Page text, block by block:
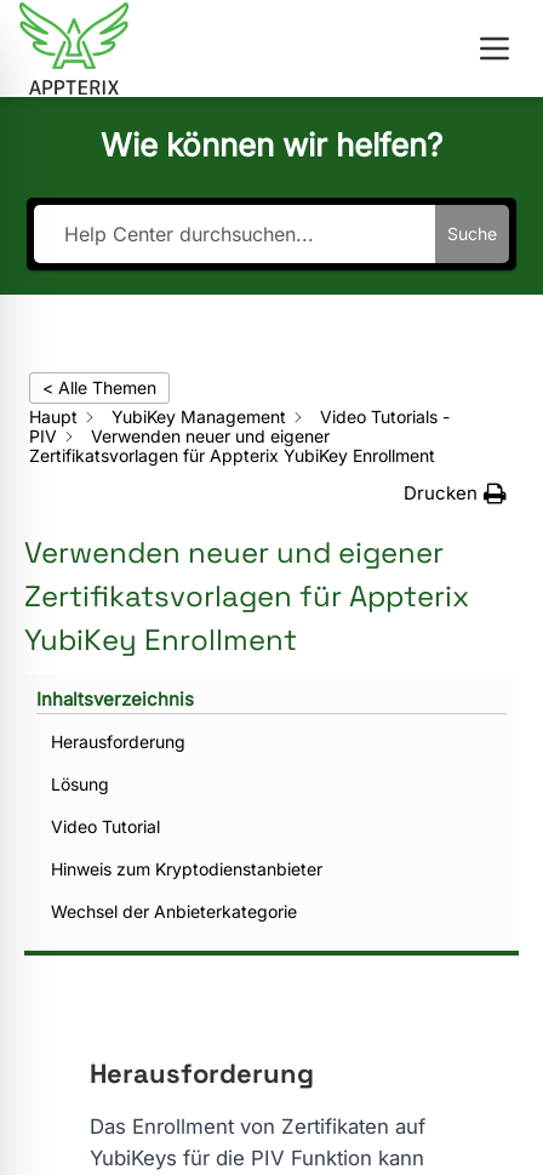
Wie können wir helfen?
Suche
< Alle Themen
Haupt
YubiKey Management
Video Tutorials -
PIV
Verwenden neuer und eigener
Zertifikatsvorlagen für Appterix YubiKey Enrollment
Drucken
Verwenden neuer und eigener
Zertifikatsvorlagen für Appterix
YubiKey Enrollment
Inhaltsverzeichnis
Herausforderung
Lösung
Video Tutorial
Hinweis zum Kryptodienstanbieter
Wechsel der Anbieterkategorie
Herausforderung
Das Enrollment von Zertifikaten auf
YubiKeys für die PIV Funktion kann